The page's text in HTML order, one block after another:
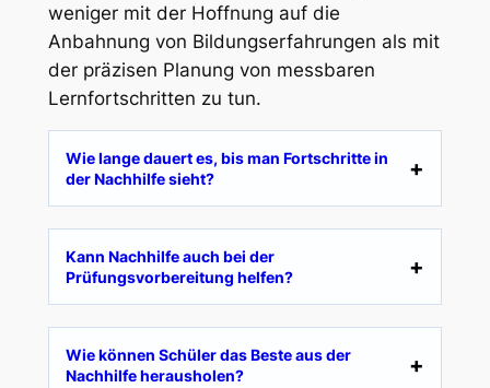
weniger mit der Hoffnung auf die
Anbahnung von Bildungserfahrungen als mit
der präzisen Planung von messbaren
Lernfortschritten zu tun.
Wie lange dauert es, bis man Fortschritte in
der Nachhilfe sieht?
Kann Nachhilfe auch bei der
Prüfungsvorbereitung helfen?
Wie können Schüler das Beste aus der
Nachhilfe herausholen?